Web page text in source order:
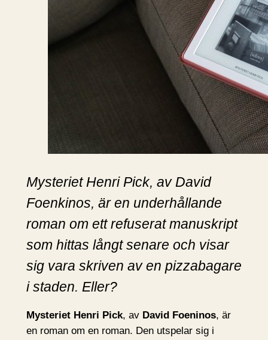
Mysteriet Henri Pick, av David
Foenkinos, är en underhållande
roman om ett refuserat manuskript
som hittas långt senare och visar
sig vara skriven av en pizzabagare
i staden. Eller?
Mysteriet Henri Pick, av David Foeninos, är
en roman om en roman. Den utspelar sig i